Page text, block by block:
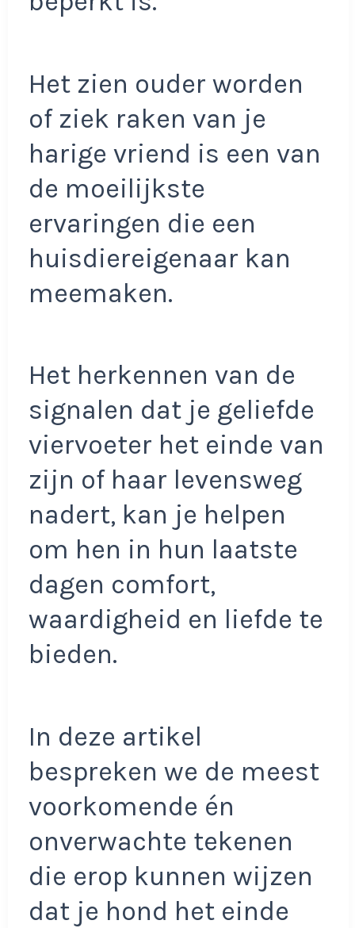
Het zien ouder worden
of ziek raken van je
harige vriend is een van
de moeilijkste
ervaringen die een
huisdiereigenaar kan
meemaken.
Het herkennen van de
signalen dat je geliefde
viervoeter het einde van
zijn of haar levensweg
nadert, kan je helpen
om hen in hun laatste
dagen comfort,
waardigheid en liefde te
bieden.
In deze artikel
bespreken we de meest
voorkomende én
onverwachte tekenen
die erop kunnen wijzen
dat je hond het einde